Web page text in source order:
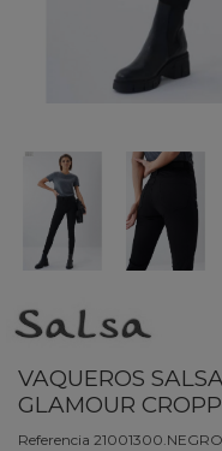
VAQUEROS
GLAMOUR
Referencia